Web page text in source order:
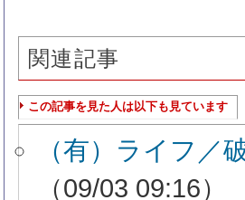
関連記事
この記事を見た人は以下も見ています
（有）ライフ
（09/03 09:16）